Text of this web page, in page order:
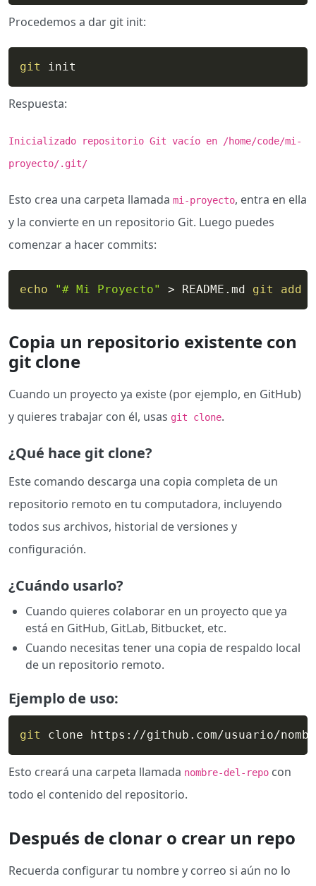
Procedemos a dar git init:
git init
Respuesta:
Inicializado repositorio Git vacío en /home/code/mi-
proyecto/.git/
Esto crea una carpeta llamada mi-proyecto, entra en ella
y la convierte en un repositorio Git. Luego puedes
comenzar a hacer commits:
echo "# Mi Proyecto" > README.md git add
Copia un repositorio existente con
git clone
Cuando un proyecto ya existe (por ejemplo, en GitHub)
y quieres trabajar con él, usas git clone.
¿Qué hace git clone?
Este comando descarga una copia completa de un
repositorio remoto en tu computadora, incluyendo
todos sus archivos, historial de versiones y
configuración.
¿Cuándo usarlo?
Cuando quieres colaborar en un proyecto que ya
está en GitHub, GitLab, Bitbucket, etc.
Cuando necesitas tener una copia de respaldo local
de un repositorio remoto.
Ejemplo de uso:
git clone https://github.com/usuario/
Esto creará una carpeta llamada nombre-del-repo con
todo el contenido del repositorio.
Después de clonar o crear un repo
Recuerda configurar tu nombre y correo si aún no lo